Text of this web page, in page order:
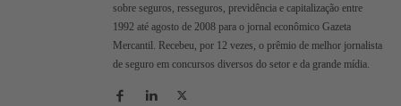
sobre seguros, resseguros, previdência e capitalização entre
1992 até agosto de 2008 para o jornal econômico Gazeta
Mercantil. Recebeu, por 12 vezes, o prêmio de melhor jornalista
de seguro em concursos diversos do setor e da grande mídia.